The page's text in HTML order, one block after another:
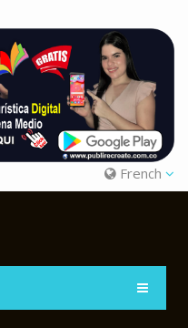
French